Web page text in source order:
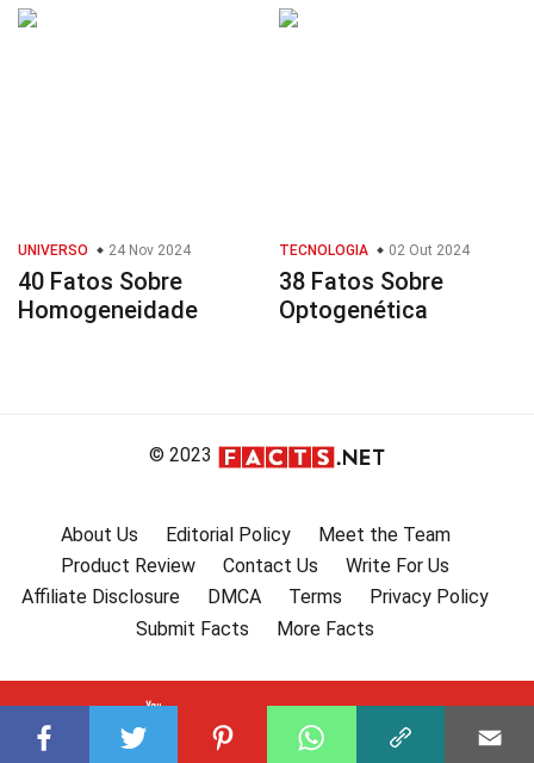
UNIVERSO 24 Nov 2024
40 Fatos Sobre
Homogeneidade
TECNOLOGIA 02 Out 2024
38 Fatos Sobre
Optogenética
© 2023
About Us Editorial Policy
Meet the Team
Product Review
Contact Us
Write For Us
Affiliate Disclosure
DMCA Terms
Privacy Policy
Submit Facts
More Facts